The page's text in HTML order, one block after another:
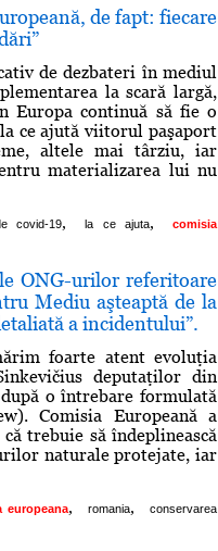
de fapt: fiecare
de dezbateri în mediul
la scară largă,
Europa continuă să fie o
ce ajută viitorul paşaport
altele mai târziu, iar
materializarea lui nu
covid-19, la ce ajuta,
comisia
ONG-urilor referitoare
Mediu aşteaptă de la
a incidentului”.
foarte atent evoluţia
deputaţilor din
o întrebare formulată
Comisia Europeană a
trebuie să îndeplinească
naturale protejate, iar
europeana, romania,
conservarea